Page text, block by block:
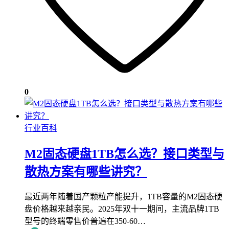
0
行业百科
M2固态硬盘1TB怎么选？接口类型与
散热方案有哪些讲究？
最近两年随着国产颗粒产能提升，1TB容量的M2固态硬
盘价格越来越亲民。2025年双十一期间，主流品牌1TB
型号的终端零售价普遍在350-60…